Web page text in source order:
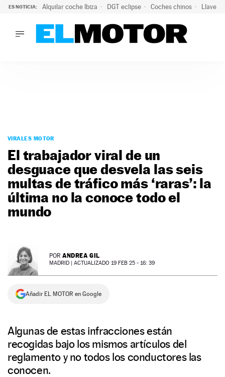
ES NOTICIA: Alquilar coche Ibiza DGT eclipse Coches chinos Llaves
PODCAST
MOTOS
TECNOLOGÍA
SUPERCOCHES
MOTORTV
SERVICIOS
SÍGUENOS
VIRALES MOTOR
El trabajador viral de un
desguace que desvela las seis
multas de tráfico más ‘raras’: la
última no la conoce todo el
mundo
POR ANDREA GIL
MADRID | ACTUALIZADO 19 FEB 25 - 16: 39
Añadir EL MOTOR en Google
Algunas de estas infracciones están
recogidas bajo los mismos artículos del
reglamento y no todos los conductores las
conocen.